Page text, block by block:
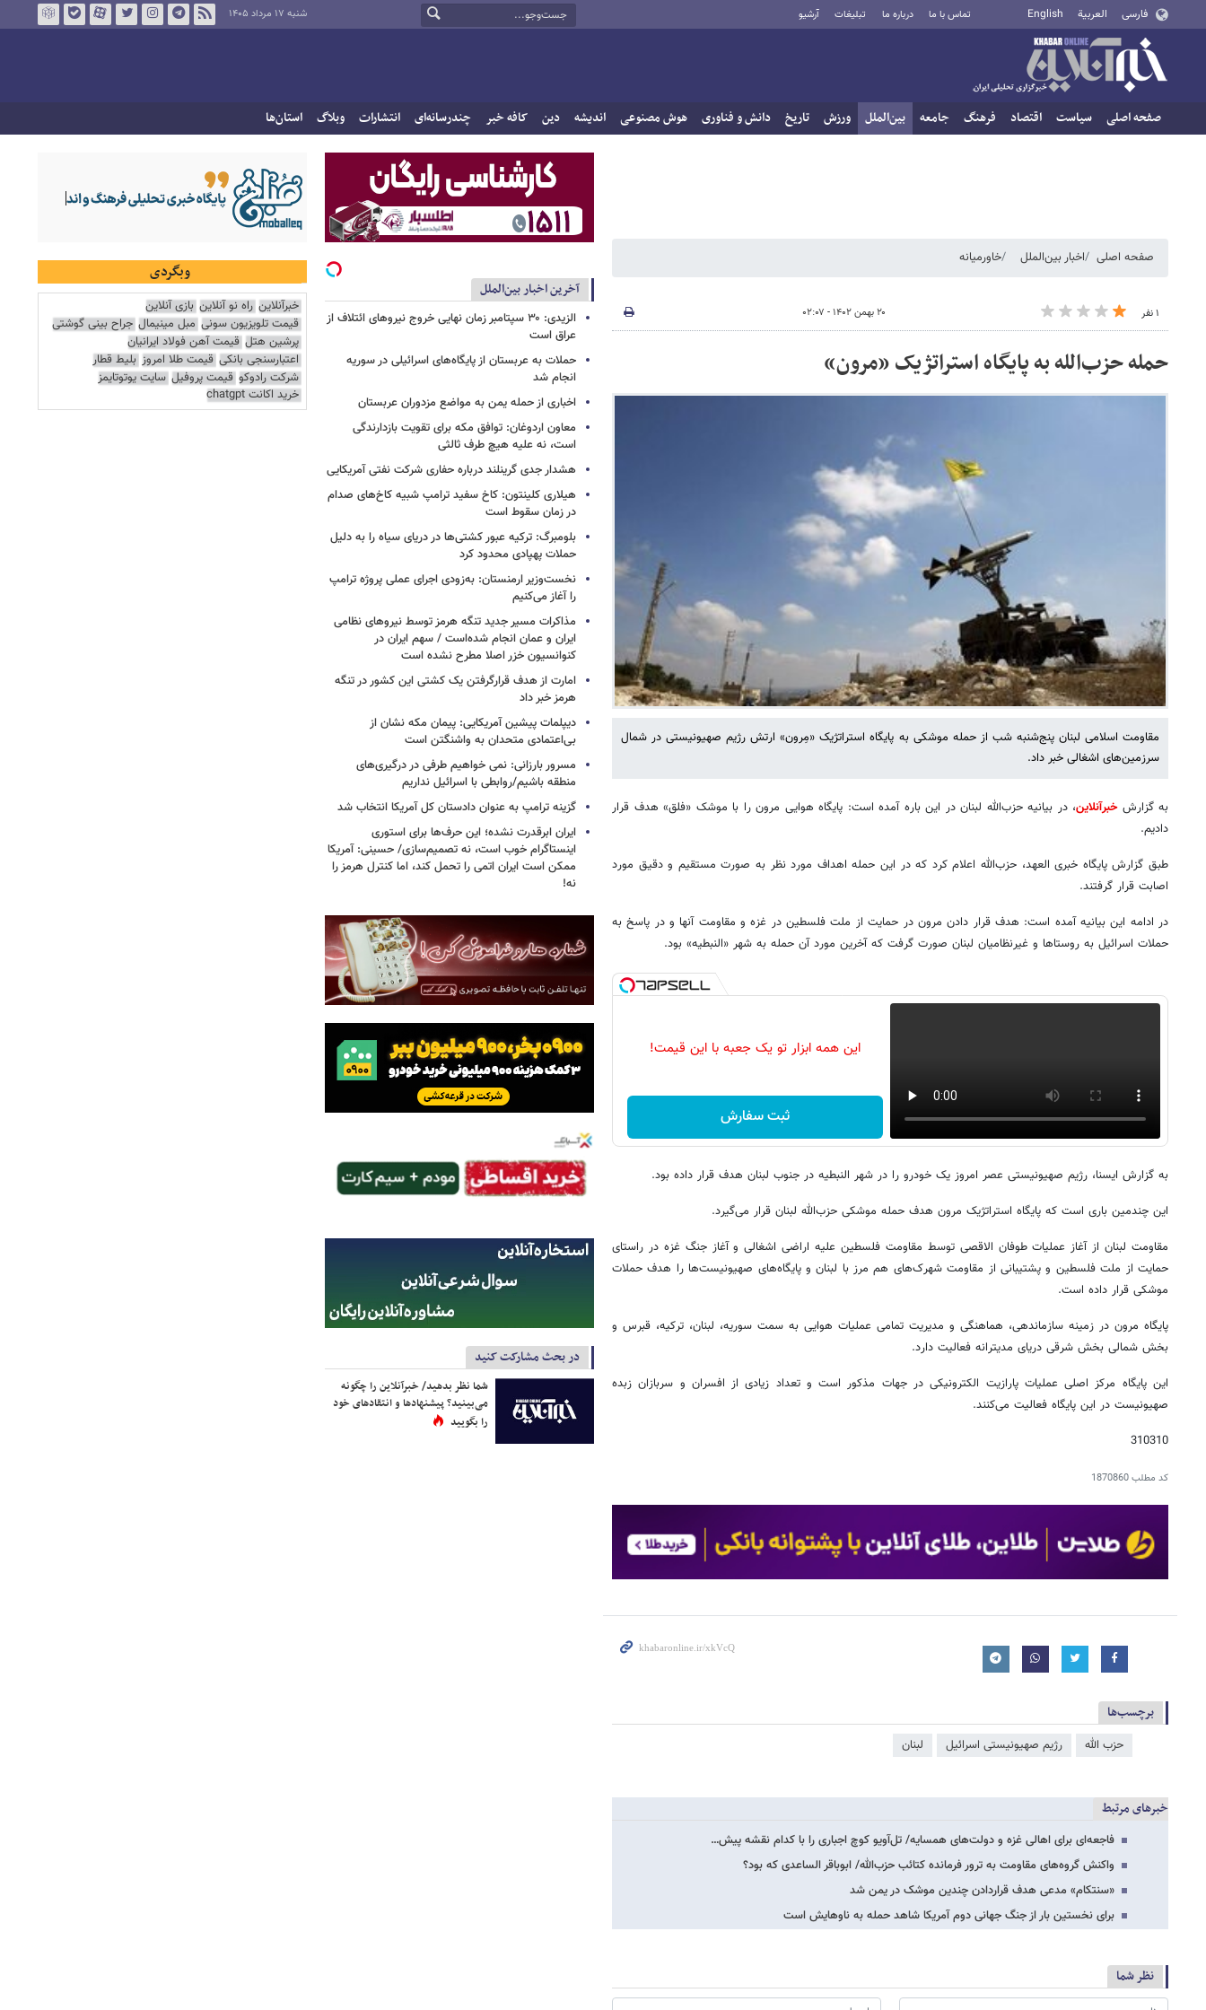
فارسی العربية English تماس با ما درباره ما تبلیغات آرشیو شنبه ۱۷ مرداد ۱۴۰۵
صفحه اصلی سیاست اقتصاد فرهنگ جامعه بین‌الملل ورزش تاریخ دانش و فناوری هوش مصنوعی اندیشه دین کافه خبر چندرسانه‌ای انتشارات وبلاگ استان‌ها
صفحه اصلی اخبار بین‌الملل خاورمیانه
۱ نفر ۲۰ بهمن ۱۴۰۲ - ۰۲:۰۷
حمله حزب‌الله به پایگاه استراتژیک «مرون»
مقاومت اسلامی لبنان پنج‌شنبه شب از حمله موشکی به پایگاه استراتژیک «مِرون» ارتش رژیم صهیونیستی در شمال
سرزمین‌های اشغالی خبر داد.
به گزارشخبرآنلاین، در بیانیه حزب‌الله لبنان در این باره آمده است: پایگاه هوایی مرون را با موشک «فلق» هدف قرار
دادیم.
طبق گزارش پایگاه خبری العهد، حزب‌الله اعلام کرد که در این حمله اهداف مورد نظر به صورت مستقیم و دقیق مورد
اصابت قرار گرفتند.
در ادامه این بیانیه آمده است: هدف قرار دادن مرون در حمایت از ملت فلسطین در غزه و مقاومت آنها و در پاسخ به
حملات اسرائیل به روستاها و غیرنظامیان لبنان صورت گرفت که آخرین مورد آن حمله به شهر «النبطیه» بود.
این همه ابزار تو یک جعبه با این قیمت!
ثبت سفارش
به گزارش ایسنا، رژیم صهیونیستی عصر امروز یک خودرو را در شهر النبطیه در جنوب لبنان هدف قرار داده بود.
این چندمین باری است که پایگاه استراتژیک مرون هدف حمله موشکی حزب‌الله لبنان قرار می‌گیرد.
مقاومت لبنان از آغاز عملیات طوفان الاقصی توسط مقاومت فلسطین علیه اراضی اشغالی و آغاز جنگ غزه در راستای
حمایت از ملت فلسطین و پشتیبانی از مقاومت شهرک‌های هم مرز با لبنان و پایگاه‌های صهیونیست‌ها را هدف حملات
موشکی قرار داده است.
پایگاه مرون در زمینه سازماندهی، هماهنگی و مدیریت تمامی عملیات هوایی به سمت سوریه، لبنان، ترکیه، قبرس و
بخش شمالی بخش شرقی دریای مدیترانه فعالیت دارد.
این پایگاه مرکز اصلی عملیات پارازیت الکترونیکی در جهات مذکور است و تعداد زیادی از افسران و سربازان زبده
صهیونیست در این پایگاه فعالیت می‌کنند.
310310
کد مطلب1870860
برچسب‌ها
حزب الله رژیم صهیونیستی اسرائیل لبنان
خبرهای مرتبط
فاجعه‌ای برای اهالی غزه و دولت‌های همسایه/ تل‌آویو کوچ اجباری را با کدام نقشه پیش…
واکنش گروه‌های مقاومت به ترور فرمانده کتائب حزب‌الله/ ابوباقر الساعدی که بود؟
«سنتکام» مدعی هدف قراردادن چندین موشک در یمن شد
برای نخستین بار از جنگ جهانی دوم آمریکا شاهد حمله به ناوهایش است
نظر شما
آخرین اخبار بین‌الملل
الزیدی: ۳۰ سپتامبر زمان نهایی خروج نیروهای ائتلاف از
عراق است
حملات به عربستان از پایگاه‌های اسرائیلی در سوریه
انجام شد
اخباری از حمله یمن به مواضع مزدوران عربستان
معاون اردوغان: توافق مکه برای تقویت بازدارندگی
است، نه علیه هیچ طرف ثالثی
هشدار جدی گرینلند درباره حفاری شرکت نفتی آمریکایی
هیلاری کلینتون: کاخ سفید ترامپ شبیه کاخ‌های صدام
در زمان سقوط است
بلومبرگ: ترکیه عبور کشتی‌ها در دریای سیاه را به دلیل
حملات پهپادی محدود کرد
نخست‌وزیر ارمنستان: به‌زودی اجرای عملی پروژه ترامپ
را آغاز می‌کنیم
مذاکرات مسیر جدید تنگه هرمز توسط نیروهای نظامی
ایران و عمان انجام شده‌است / سهم ایران در
کنوانسیون خزر اصلا مطرح نشده است
امارت از هدف قرارگرفتن یک کشتی این کشور در تنگه
هرمز خبر داد
دیپلمات پیشین آمریکایی: پیمان مکه نشان از
بی‌اعتمادی متحدان به واشنگتن است
مسرور بارزانی: نمی خواهیم طرفی در درگیری‌های
منطقه باشیم/روابطی با اسرائیل نداریم
گزینه ترامپ به عنوان دادستان کل آمریکا انتخاب شد
ایران ابرقدرت نشده؛ این حرف‌ها برای استوری
اینستاگرام خوب است، نه تصمیم‌سازی/ حسینی: آمریکا
ممکن است ایران اتمی را تحمل کند، اما کنترل هرمز را
نه!
در بحث مشارکت کنید
شما نظر بدهید/ خبرآنلاین را چگونه
می‌بینید؟ پیشنهادها و انتقادهای خود
را بگویید
وبگردی
خبرآنلاین راه نو آنلاین بازی آنلاین
قیمت تلویزیون سونی مبل مینیمال جراح بینی گوشتی
پرشین هتل قیمت آهن فولاد ایرانیان
اعتبارسنجی بانکی قیمت طلا امروز بلیط قطار
شرکت رادوکو قیمت پروفیل سایت یوتوتایمز
خرید اکانت chatgpt